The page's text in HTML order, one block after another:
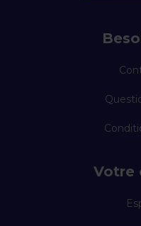
Votre